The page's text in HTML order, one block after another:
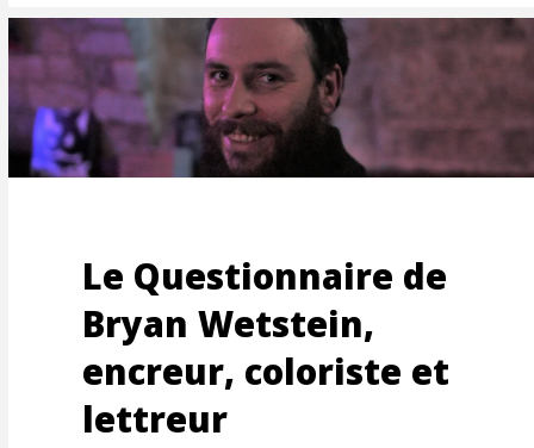
Le Questionnaire de
Bryan Wetstein,
encreur, coloriste et
lettreur